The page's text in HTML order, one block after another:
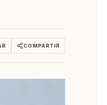
COMPARTIR